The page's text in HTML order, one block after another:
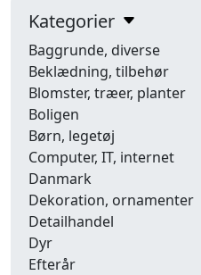
Kategorier
Baggrunde, diverse
Beklædning, tilbehør
Blomster, træer, planter
Boligen
Børn, legetøj
Computer, IT, internet
Danmark
Dekoration, ornamenter
Detailhandel
Dyr
Efterår